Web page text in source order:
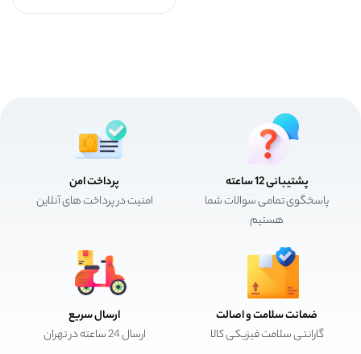
پشتیبانی 12 ساعته
پاسخگوی تمامی سوالات شما
هستیم
پرداخت امن
امنیت در پرداخت های آنلاین
ضمانت سلامت و اصالت
گارانتی سلامت فیزیکی کالا
ارسال سریع
ارسال 24 ساعته در تهران